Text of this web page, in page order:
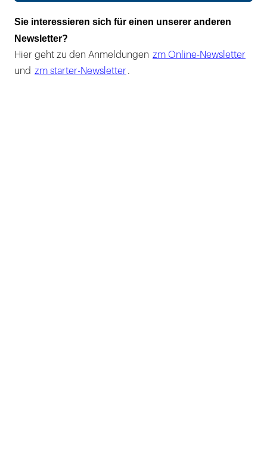
Sie interessieren sich für einen unserer anderen
Newsletter?
Hier geht zu den Anmeldungen zm Online-Newsletter
und zm starter-Newsletter .